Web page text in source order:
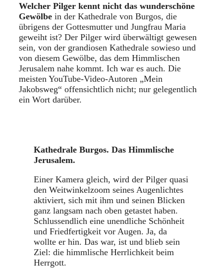
Welcher Pilger kennt nicht das wunderschöne
Gewölbe in der Kathedrale von Burgos, die
übrigens der Gottesmutter und Jungfrau Maria
geweiht ist? Der Pilger wird überwältigt gewesen
sein, von der grandiosen Kathedrale sowieso und
von diesem Gewölbe, das dem Himmlischen
Jerusalem nahe kommt. Ich war es auch. Die
meisten YouTube-Video-Autoren „Mein
Jakobsweg“ offensichtlich nicht; nur gelegentlich
ein Wort darüber.
Kathedrale Burgos. Das Himmlische
Jerusalem.
Einer Kamera gleich, wird der Pilger quasi
den Weitwinkelzoom seines Augenlichtes
aktiviert, sich mit ihm und seinen Blicken
ganz langsam nach oben getastet haben.
Schlussendlich eine unendliche Schönheit
und Friedfertigkeit vor Augen. Ja, da
wollte er hin. Das war, ist und blieb sein
Ziel: die himmlische Herrlichkeit beim
Herrgott.